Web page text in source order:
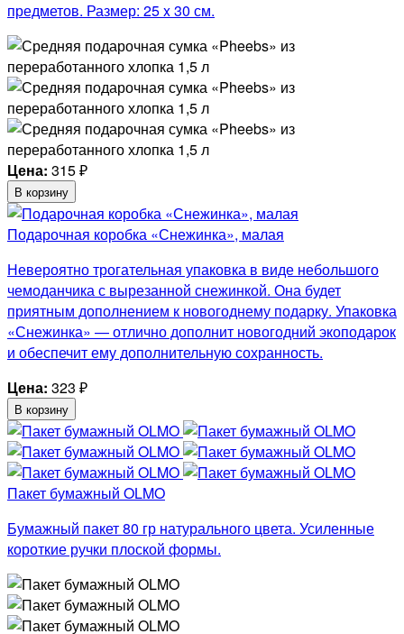
предметов. Размер: 25 x 30 см.
Цена: 315₽
В корзину
Подарочная коробка «Снежинка», малая
Невероятно трогательная упаковка в виде небольшого
чемоданчика с вырезанной снежинкой. Она будет
приятным дополнением к новогоднему подарку. Упаковка
«Снежинка» — отлично дополнит новогодний экоподарок
и обеспечит ему дополнительную сохранность.
Цена: 323 ₽
В корзину
Пакет бумажный OLMO
Бумажный пакет 80 гр натурального цвета. Усиленные
короткие ручки плоской формы.